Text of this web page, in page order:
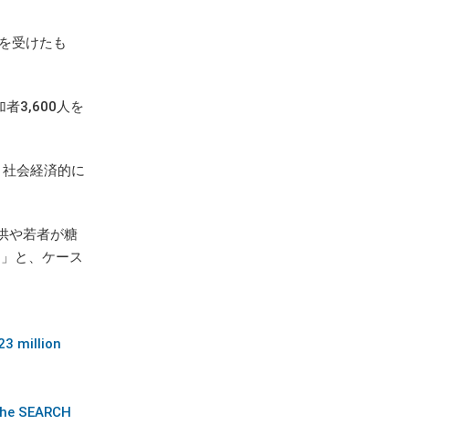
受けたも
者3,600人を
会経済的に
や若者が糖
と、ケース
million
SEARCH